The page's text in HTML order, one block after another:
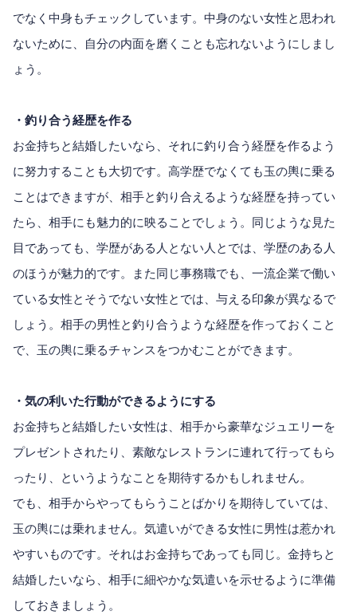
でなく中身もチェックしています。中身のない女性と思われ
ないために、自分の内面を磨くことも忘れないようにしまし
ょう。
・釣り合う経歴を作る
お金持ちと結婚したいなら、それに釣り合う経歴を作るよう
に努力することも大切です。高学歴でなくても玉の輿に乗る
ことはできますが、相手と釣り合えるような経歴を持ってい
たら、相手にも魅力的に映ることでしょう。同じような見た
目であっても、学歴がある人とない人とでは、学歴のある人
のほうが魅力的です。また同じ事務職でも、一流企業で働い
ている女性とそうでない女性とでは、与える印象が異なるで
しょう。相手の男性と釣り合うような経歴を作っておくこと
で、玉の輿に乗るチャンスをつかむことができます。
・気の利いた行動ができるようにする
お金持ちと結婚したい女性は、相手から豪華なジュエリーを
プレゼントされたり、素敵なレストランに連れて行ってもら
ったり、というようなことを期待するかもしれません。
でも、相手からやってもらうことばかりを期待していては、
玉の輿には乗れません。気遣いができる女性に男性は惹かれ
やすいものです。それはお金持ちであっても同じ。金持ちと
結婚したいなら、相手に細やかな気遣いを示せるように準備
しておきましょう。